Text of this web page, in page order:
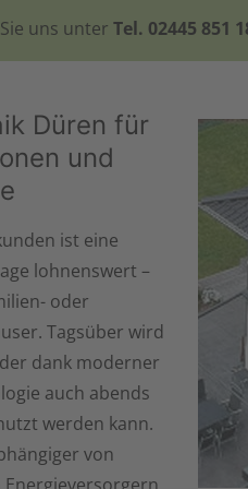
uns unter Tel. 02445 851
Düren für
und
ist eine
lohnenswert –
oder
Tagsüber wird
dank moderner
auch abends
werden kann.
von